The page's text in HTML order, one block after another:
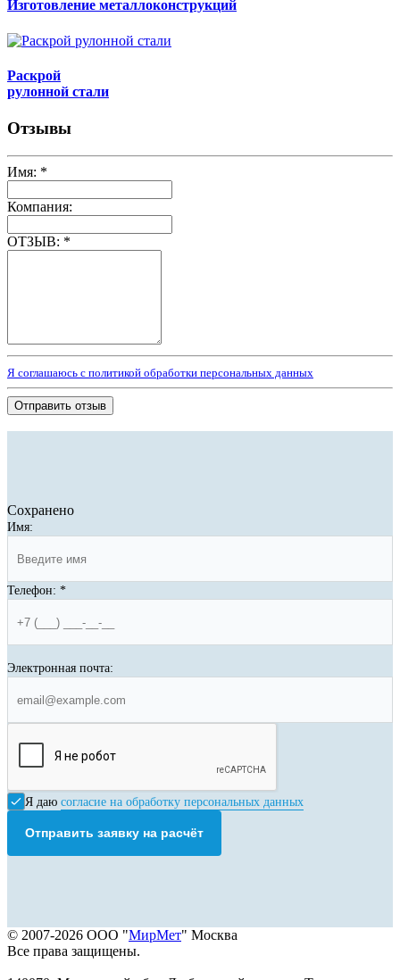
Изготовление металлоконструкций
Раскрой
рулонной стали
Отзывы
Имя: *
Компания:
ОТЗЫВ: *
Я соглашаюсь с политикой обработки персональных данных
Отправить отзыв
Сохранено
Имя:
Телефон: *
Электронная почта:
Я даю согласие на обработку персональных данных
Отправить заявку на расчёт
© 2007-2026 ООО "МирМет" Москва
Все права защищены.